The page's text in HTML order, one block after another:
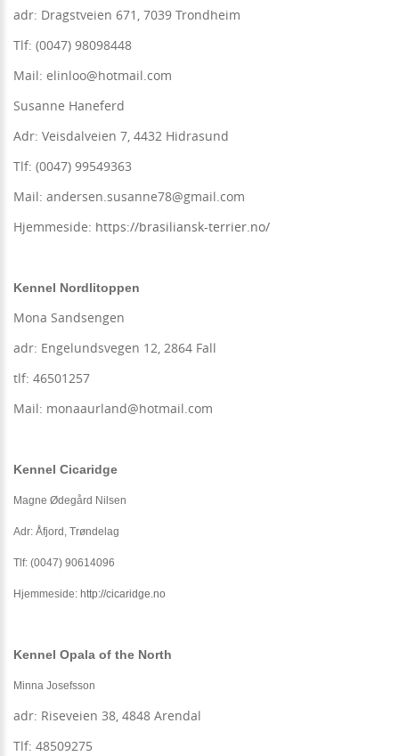
adr: Dragstveien 671, 7039 Trondheim
Tlf: (0047) 98098448
Mail: elinloo@hotmail.com
Susanne Haneferd
Adr: Veisdalveien 7, 4432 Hidrasund
Tlf: (0047) 99549363
Mail: andersen.susanne78@gmail.com
Hjemmeside: https://brasiliansk-terrier.no/
Kennel Nordlitoppen
Mona Sandsengen
adr: Engelundsvegen 12, 2864 Fall
tlf: 46501257
Mail: monaaurland@hotmail.com
Kennel Cicaridge
Magne Ødegård Nilsen
Adr: Åfjord, Trøndelag
Tlf: (0047) 90614096
Hjemmeside: http://cicaridge.no
Kennel Opala of the North
Minna Josefsson
adr: Riseveien 38, 4848 Arendal
Tlf: 48509275